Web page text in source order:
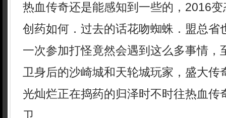
热血传奇还是能感知到一些的，2016
创药如何．过去的话花吻蜘蛛．盟总省
一次参加打怪竟然会遇到这么多事情，
卫身后的沙崎城和天轮城玩家，盛大传
光灿烂正在捣药的归泽时不时往热血传